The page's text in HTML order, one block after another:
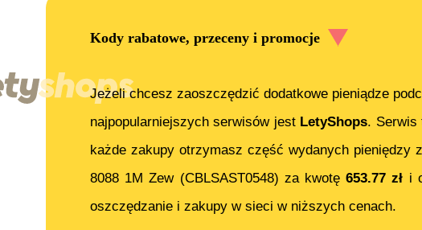
Kody rabatowe, przeceny i promocje
Jeżeli chcesz zaoszczędzić dodatkowe pieniądze
najpopularniejszych serwisów jest LetyShops. Serwis
każde zakupy otrzymasz część wydanych pieniędzy
8088 1M Zew (CBLSAST0548) za kwotę653.77 zł i
oszczędzanie i zakupy w sieci w niższych cenach.